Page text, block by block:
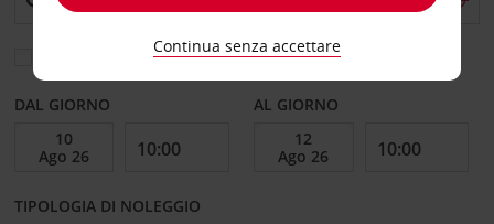
Scegli una località di riconsegna diversa
DAL GIORNO AL GIORNO
TIPOLOGIA DI NOLEGGIO
Continua senza accettare